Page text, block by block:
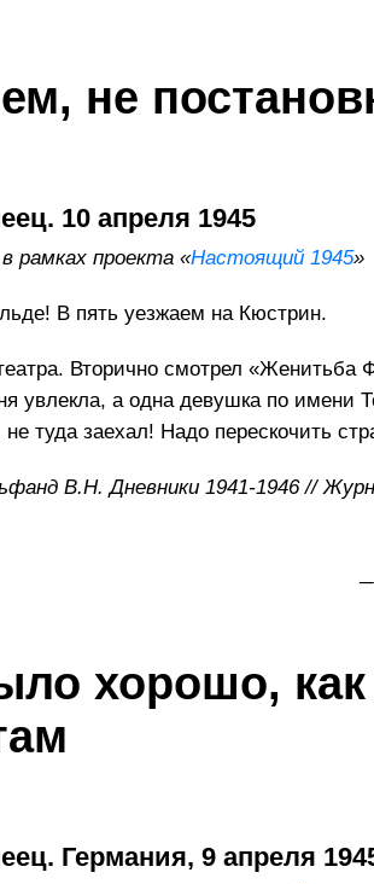
не
10 апреля 1945
рамках проекта «Настоящий 1945»
В пять уезжаем на Кюстрин.
Вторично смотрел
увлекла, а одна девушка по имени
туда заехал! Надо перескочить
В.Н. Дневники 1941-1946 //
хорошо, как
Германия, 9 апреля